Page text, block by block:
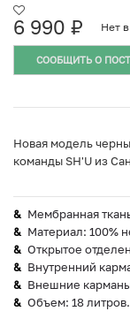
6 990 ₽ Нет
СООБЩИТЬ О
Новая модель
команды SH'U из
Мембранная
Материал: 100%
Открытое
Внутренний
Внешние
Объем: 18 литров.